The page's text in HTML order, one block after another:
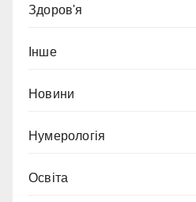
Здоров'я
Інше
Новини
Нумерологія
Освіта